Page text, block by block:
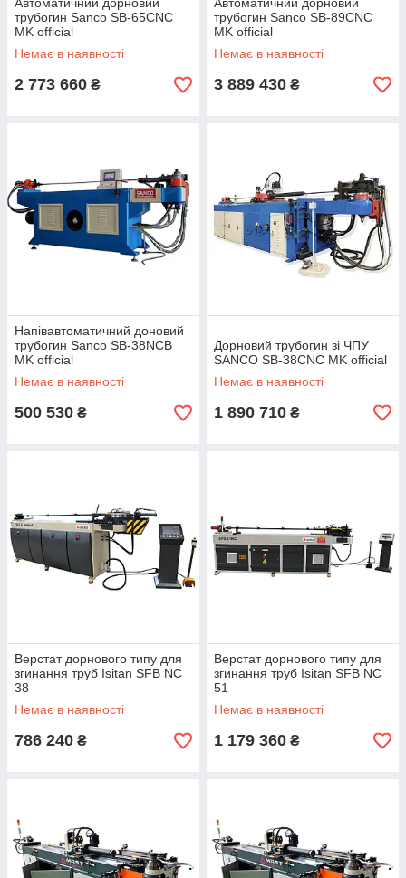
трубогин Sanco SB-65CNC
MK official
Немає в наявності
2 773 660 ₴
трубогин Sanco SB-89CNC
MK official
Немає в наявності
3 889 430 ₴
Напівавтоматичний доновий
трубогин Sanco SB-38NCB
MK official
Немає в наявності
500 530 ₴
Дорновий трубогин зі ЧПУ
SANCO SB-38CNC MK official
Немає в наявності
1 890 710 ₴
Верстат дорнового типу для
згинання труб Isitan SFB NC
38
Немає в наявності
786 240 ₴
Верстат дорнового типу для
згинання труб Isitan SFB NC
51
Немає в наявності
1 179 360 ₴